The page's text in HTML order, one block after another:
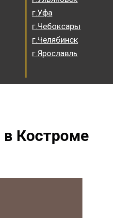
г.Уфа
г.Чебоксары
г.Челябинск
г.Ярославль
Костроме